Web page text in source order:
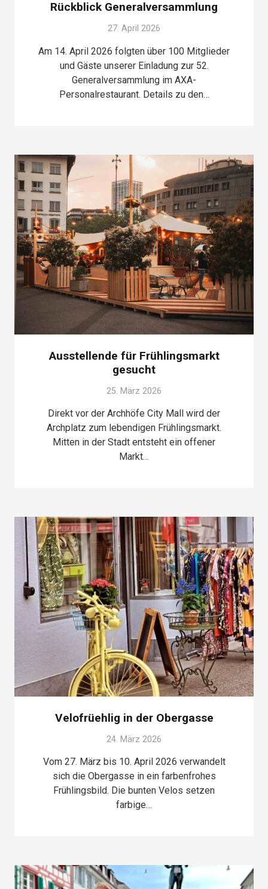
Rückblick Generalversammlung
27. April 2026
Am 14. April 2026 folgten über 100 Mitglieder
und Gäste unserer Einladung zur 52.
Generalversammlung im AXA-
Personalrestaurant. Details zu den…
Ausstellende für Frühlingsmarkt
gesucht
25. März 2026
Direkt vor der Archhöfe City Mall wird der
Archplatz zum lebendigen Frühlingsmarkt.
Mitten in der Stadt entsteht ein offener
Markt…
Velofrüehlig in der Obergasse
24. März 2026
Vom 27. März bis 10. April 2026 verwandelt
sich die Obergasse in ein farbenfrohes
Frühlingsbild. Die bunten Velos setzen
farbige…